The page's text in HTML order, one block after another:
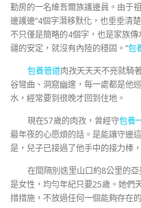
勤房的一名維吾爾族護邊員。由于
邊護邊”4個字潛移默化，也垂垂清
不只僅是簡略的4個字，也是家族
疆的安定，就沒有內陸的穩固。”包
包養管道肉孜天天天不亮就騎
谷彎曲、洞窟幽邃，每一處都是他
水，經常要到很晚才回到住地。
現在57歲的肉孜，曾經守包養
最年夜的心愿煩的話。是能讓守邊
是，兒子已接過了他手中的接力棒
在間隔別迭里山口約8公里的
是女性，均勻年紀只要25歲。她們
措措施，不放過任何一個能夠存在